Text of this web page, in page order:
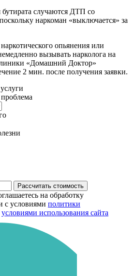
случаются ДТП со
наркоман «выключается» за
опьянения или
вызывать нарколога на
«Домашний Доктор»
2 мин. после получения заявки.
Рассчитать стоимость
на обработку
с условиями политики
условиями использования сайта